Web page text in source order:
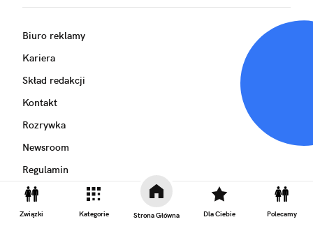
Związki Kategorie Strona Główna Dla Ciebie Polecamy
Biuro reklamy
Kariera
Skład redakcji
Kontakt
Rozrywka
Newsroom
Regulamin
Prywatność